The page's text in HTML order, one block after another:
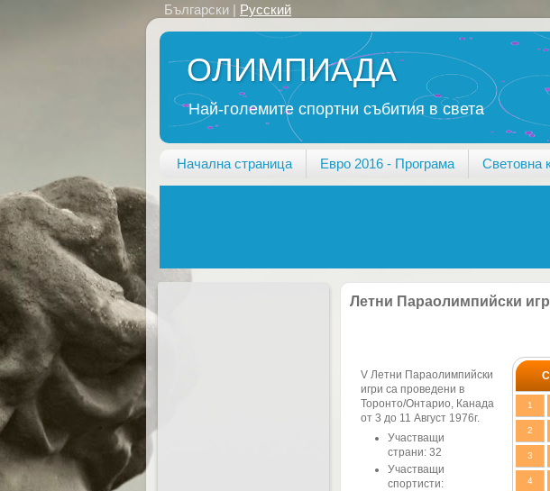
Български | Русский
ОЛИМПИАДА
Най-големите спортни събития в света
Начална страница Евро 2016 - Програма Световна
Летни Параолимпийски
V Летни Параолимпийски
игри са проведени в
Торонто/Онтарио, Канада
от 3 до 11 Август 1976г.
Участващи
страни: 32
Участващи
спортисти:
1
2
3
4